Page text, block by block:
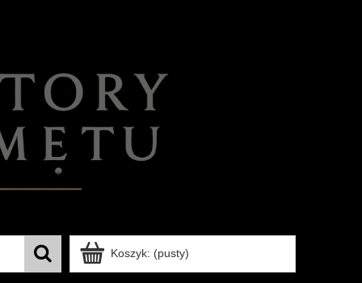
Koszyk: (pusty)